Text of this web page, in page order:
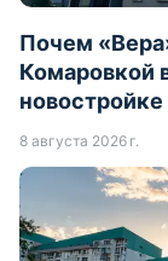
Почем
Комаровкой
новостройке
8 августа 2026 г.